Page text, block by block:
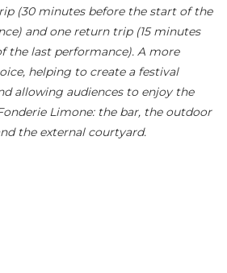
(30 minutes before the start of the
and one return trip (15 minutes
the last performance). A more
helping to create a festival
allowing audiences to enjoy the
Limone: the bar, the outdoor
the external courtyard.